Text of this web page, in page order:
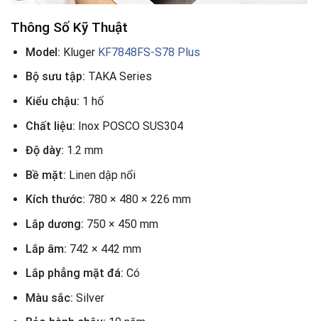
Thông Số Kỹ Thuật
Model: Kluger KF7848FS-S78 Plus
Bộ sưu tập: TAKA Series
Kiểu chậu: 1 hố
Chất liệu: Inox POSCO SUS304
Độ dày: 1.2 mm
Bề mặt: Linen dập nổi
Kích thước: 780 × 480 × 226 mm
Lắp dương: 750 × 450 mm
Lắp âm: 742 × 442 mm
Lắp phẳng mặt đá: Có
Màu sắc: Silver